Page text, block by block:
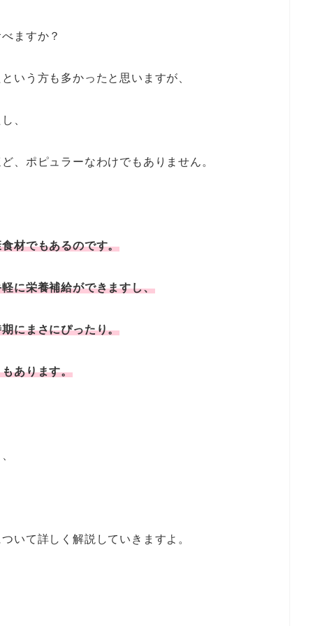
ますか？
いう方も多かったと思いますが、
、
、ポピュラーなわけでもありません。
材でもあるのです。
に栄養補給ができますし、
にまさにぴったり。
あります。
いて詳しく解説していきますよ。